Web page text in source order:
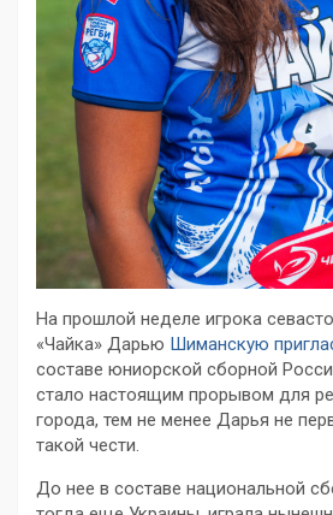
На прошлой неделе игрока
«Чайка» Дарью Шиманскую
составе юниорской сборной
стало настоящим прорывом для
города, тем не менее Дарья не
такой чести.
До нее в составе национальной